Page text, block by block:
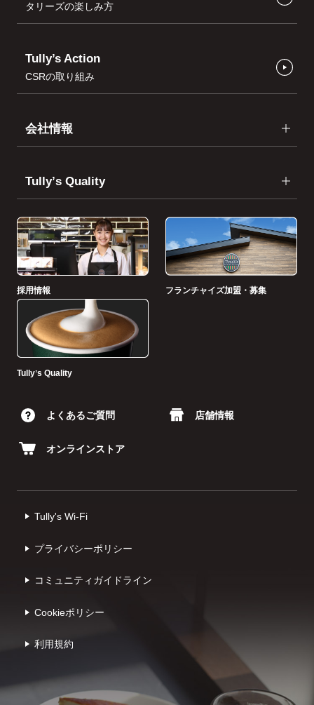
タリーズの楽しみ方
Tully’s Action
CSRの取り組み
会社情報
Tullyʼs Quality
採用情報 フランチャイズ加盟・募集
Tullyʼs Quality
よくあるご質問 店舗情報
オンラインストア
Tully's Wi-Fi
プライバシーポリシー
コミュニティガイドライン
Cookieポリシー
利⽤規約